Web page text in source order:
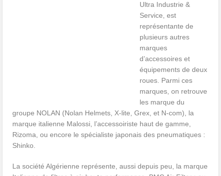
Ultra Industrie &
Service, est
représentante de
plusieurs autres
marques
d’accessoires et
équipements de deux
roues. Parmi ces
marques, on retrouve
les marque du
groupe NOLAN (Nolan Helmets, X-lite, Grex, et N-com), la
marque italienne Malossi, l’accessoiriste haut de gamme,
Rizoma, ou encore le spécialiste japonais des pneumatiques :
Shinko.
La société Algérienne représente, aussi depuis peu, la marque